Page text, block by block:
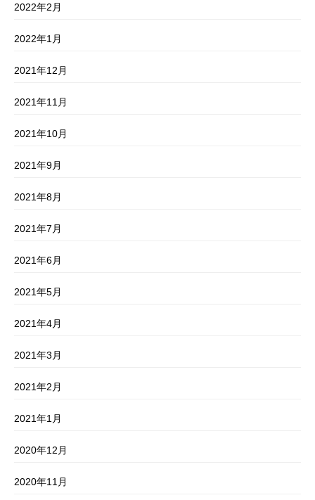
2022年2月
2022年1月
2021年12月
2021年11月
2021年10月
2021年9月
2021年8月
2021年7月
2021年6月
2021年5月
2021年4月
2021年3月
2021年2月
2021年1月
2020年12月
2020年11月